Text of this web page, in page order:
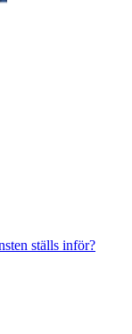
ställs inför?